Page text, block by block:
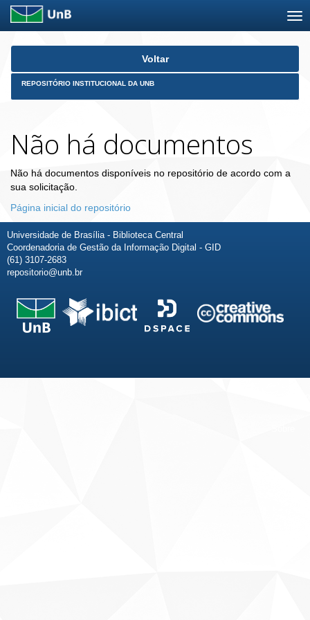
Skip
Voltar
REPOSITÓRIO INSTITUCIONAL DA UNB
Não há documentos
Não há documentos disponíveis no repositório de acordo com a
sua solicitação.
Página inicial do repositório
Universidade de Brasília - Biblioteca Central
Coordenadoria de Gestão da Informação Digital - GID
(61) 3107-2683
repositorio@unb.br